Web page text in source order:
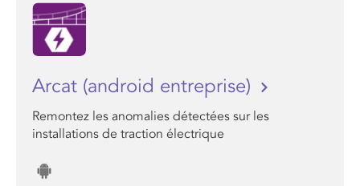
Arcat (android entreprise)
Remontez les anomalies détectées sur les
installations de traction électrique